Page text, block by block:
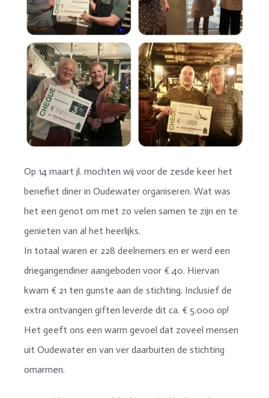
Op 14 maart jl. mochten wij voor de zesde keer het
benefiet diner in Oudewater organiseren. Wat was
het een genot om met zo velen samen te zijn en te
genieten van al het heerlijks.
In totaal waren er 228 deelnemers en er werd een
driegangendiner aangeboden voor € 40. Hiervan
kwam € 21 ten gunste aan de stichting. Inclusief de
extra ontvangen giften leverde dit ca. € 5.000 op!
Het geeft ons een warm gevoel dat zoveel mensen
uit Oudewater en van ver daarbuiten de stichting
omarmen.